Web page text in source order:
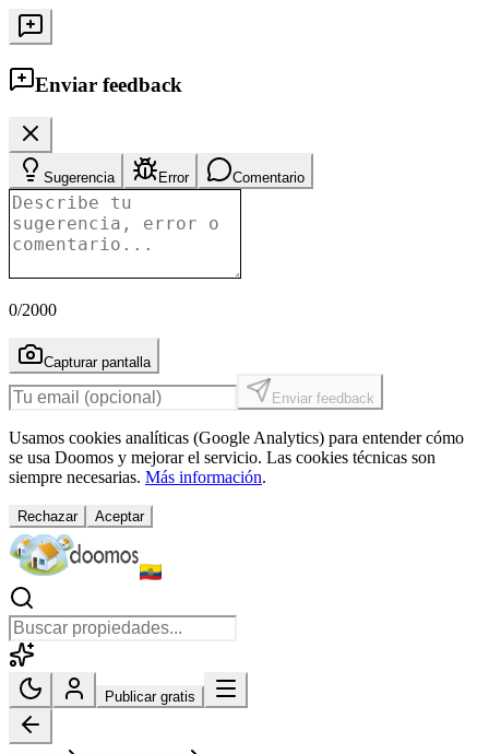
Enviar feedback
Sugerencia Error Comentario
0/2000
Capturar pantalla
Enviar feedback
Usamos cookies analíticas (Google Analytics) para entender cómo
se usa Doomos y mejorar el servicio. Las cookies técnicas son
siempre necesarias. Más información.
Rechazar Aceptar
Publicar gratis